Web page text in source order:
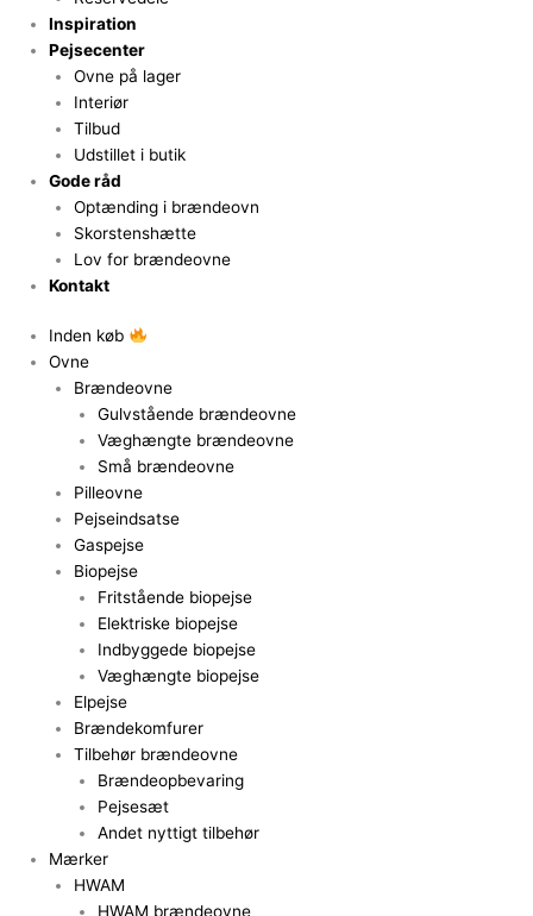
Inspiration
Pejsecenter
Ovne på lager
Interiør
Tilbud
Udstillet i butik
Gode råd
Optænding i brændeovn
Skorstenshætte
Lov for brændeovne
Kontakt
Inden køb
Ovne
Brændeovne
Gulvstående brændeovne
Væghængte brændeovne
Små brændeovne
Pilleovne
Pejseindsatse
Gaspejse
Biopejse
Fritstående biopejse
Elektriske biopejse
Indbyggede biopejse
Væghængte biopejse
Elpejse
Brændekomfurer
Tilbehør brændeovne
Brændeopbevaring
Pejsesæt
Andet nyttigt tilbehør
Mærker
HWAM
HWAM brændeovne